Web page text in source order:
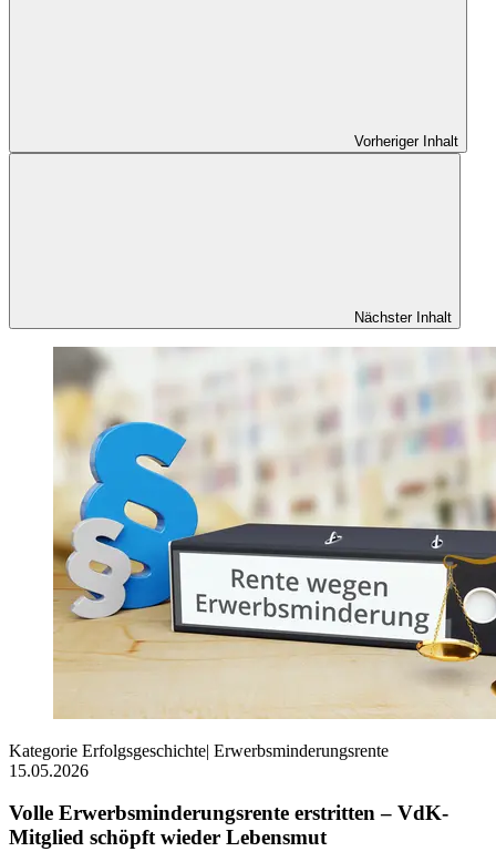
Vorheriger Inhalt
Nächster Inhalt
Kategorie Erfolgsgeschichte| Erwerbsminderungsrente
15.05.2026
Volle Erwerbsminderungsrente erstritten – VdK-
Mitglied schöpft wieder Lebensmut